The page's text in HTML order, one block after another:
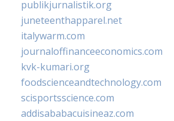
publikjurnalistik.org
juneteenthapparel.net
italywarm.com
journaloffinanceeconomics.com
kvk-kumari.org
foodscienceandtechnology.com
scisportsscience.com
addisababacuisineaz.com